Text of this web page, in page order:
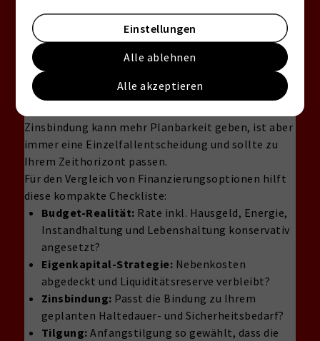
Rechnen Sie mindestens drei Varianten durch – ein
Basisszenario, ein Szenario mit+0,5%Zins und
eines mit veränderter Tilgung. So sehen Sie, ob Sie
bei steigenden Zinsen eher den Kaufpreis
reduzieren, Eigenkapital erhöhen oder die
Zinsbindung kann mehr Planbarkeit geben, ist aber
immer eine Einzelfallentscheidung und sollte zu
Ihrem Zeithorizont passen.
Für den Vergleich von Finanzierungsoptionen hilft
diese kompakte Checkliste:
Budget-Realität: Rate inkl. Hausgeld, Energie,
Instandhaltung und Lebenshaltung konservativ
angesetzt?
Eigenkapital-Strategie: Nebenkosten
abgedeckt und Liquiditätsreserve verbleibt?
Zinsbindung: Passt die Bindung zu Ihrem
geplanten Haltedauer- und Sicherheitsbedarf?
Tilgung: Anfangstilgung so gewählt, dass die
Einstellungen
Alle ablehnen
Alle akzeptieren